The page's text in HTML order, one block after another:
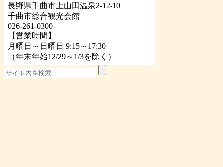
長野県千曲市上山田温泉2-12-10
千曲市総合観光会館
026-261-0300
【営業時間】
月曜日～日曜日 9:15～17:30
（年末年始12/29～1/3を除く）